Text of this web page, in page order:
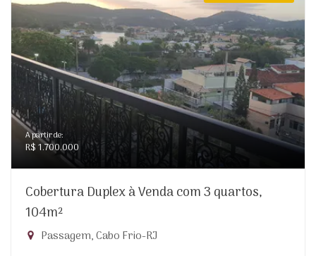
A partir de:
R$ 1.700.000
Cobertura Duplex à Venda com 3 quartos,
104m²
Passagem, Cabo Frio-RJ